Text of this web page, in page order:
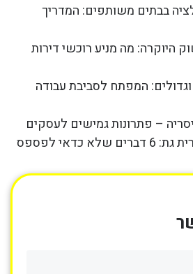
בבתים משותפים: המדריך
היוקרה: מה מניע רוכשי דירות
המפתח לסביבת עבודה
– פתרונות גמישים לעסקים
לפספס